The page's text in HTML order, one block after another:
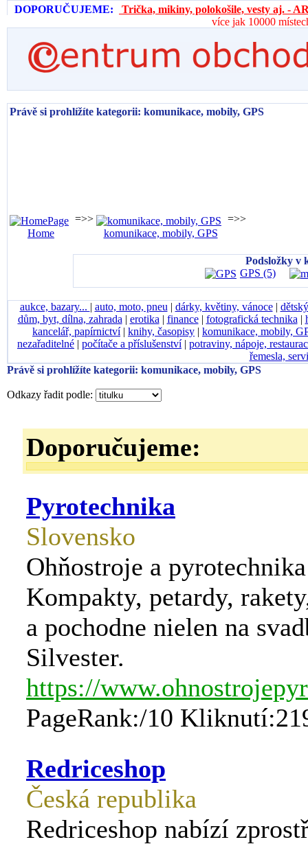
DOPORUČUJEME:
Trička, mikiny, polokošile, vesty aj. -
více jak 10000
Právě si prohlížíte kategorii: komunikace, mobily, GPS
Home
=>>
komunikace, mobily, GPS
=>>
Podsložky v
GPS (5)
aukce, bazary... | auto, moto, pneu | dárky, květiny, vánoce|
dům, byt, dílna, zahrada | erotika | finance| fotografická technika |
kancelář, papírnictví| knihy, časopisy | komunikace, mobily,
nezařaditelné | počítače a příslušenství| potraviny, nápoje,
řemesla,
Právě si prohlížíte kategorii: komunikace, mobily, GPS
Odkazy řadit podle:
Doporučujeme:
Pyrotechnika
Slovensko
Ohňostroje a
Kompakty, petardy,
a pochodne nielen na
Silvester.
https://
PageRank:/10
Redriceshop
Česká republika
Redriceshop nabízí